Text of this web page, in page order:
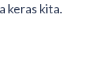
keras kita.